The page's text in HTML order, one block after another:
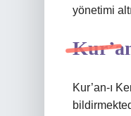
yönetimi
Kur’an-ı